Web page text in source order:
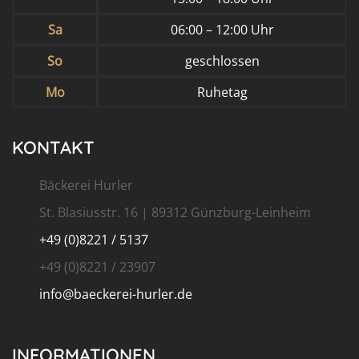
Sa
06:00 – 12:00 Uhr
So
geschlossen
Mo
Ruhetag
KONTAKT
Bäckerei Hurler
St. Blasiusstr. 16 | 89312 Günzburg-Leinheim
+49 (0)8221 / 5137
+49 (0)8221 / 23907
info@baeckerei-hurler.de